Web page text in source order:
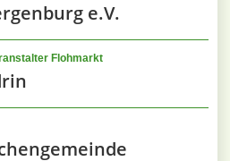
e.V.
Flohmarkt